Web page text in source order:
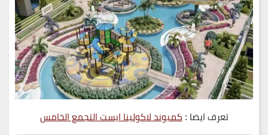
تعرف ايضا :كمبوند لاكولينا ايست التجمع الخامس